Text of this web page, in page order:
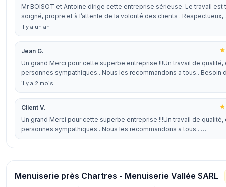
Mr BOISOT et Antoine dirige cette entreprise sérieuse. Le travail est
soigné, propre et à l’attente de la volonté des clients .
il y a un an
Jean G.
Un grand Merci pour cette superbe entreprise !!!Un travail de qualité,
personnes sympathiques.. Nous les recommandons a tous.. Besoin
il y a 2 mois
Client V.
Un grand Merci pour cette superbe entreprise !!!Un travail de qualité,
personnes sympathiques.. Nous les recommandons a tous.. …
Menuiserie près Chartres - Menuiserie Vallée SARL